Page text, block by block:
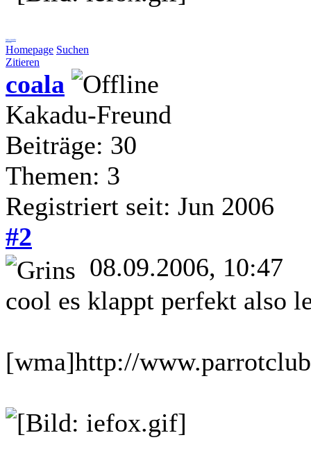
liebe Grüße
Coala
Homepage Suchen
Zitieren
coala
Kakadu-Freund
Beiträge: 30
Themen: 3
Registriert seit: Jun 2006
#2
08.09.2006, 10:47
cool es klappt perfekt also
[wma]http://